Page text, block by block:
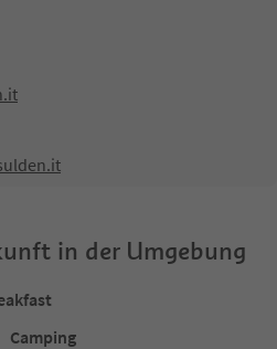
in der Umgebung
Camping